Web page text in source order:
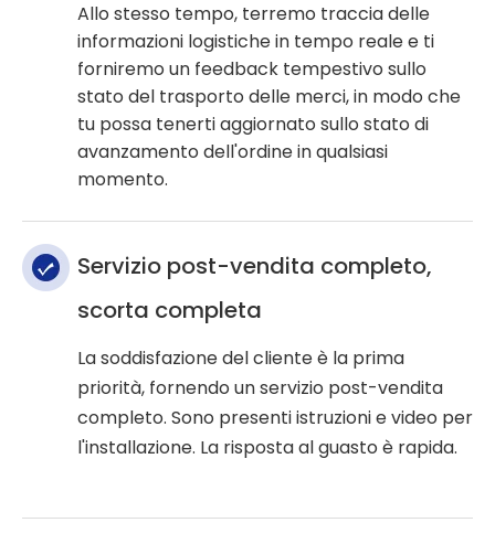
Allo stesso tempo, terremo traccia delle
informazioni logistiche in tempo reale e ti
forniremo un feedback tempestivo sullo
stato del trasporto delle merci, in modo che
tu possa tenerti aggiornato sullo stato di
avanzamento dell'ordine in qualsiasi
momento.
Servizio post-vendita completo,
scorta completa
La soddisfazione del cliente è la prima
priorità, fornendo un servizio post-vendita
completo. Sono presenti istruzioni e video per
l'installazione. La risposta al guasto è rapida.